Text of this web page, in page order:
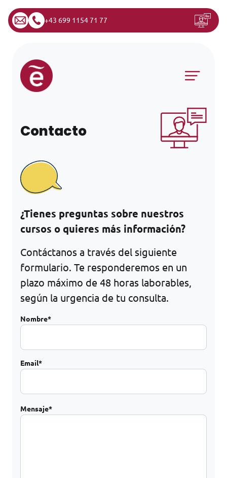
+43 699 1154 71 77
Saltar al contenido
Navegación principal
Contacto
¿Tienes preguntas sobre nuestros
cursos o quieres más información?
Contáctanos a través del siguiente
formulario. Te responderemos en un
plazo máximo de 48 horas laborables,
según la urgencia de tu consulta.
Nombre*
Email*
Mensaje*